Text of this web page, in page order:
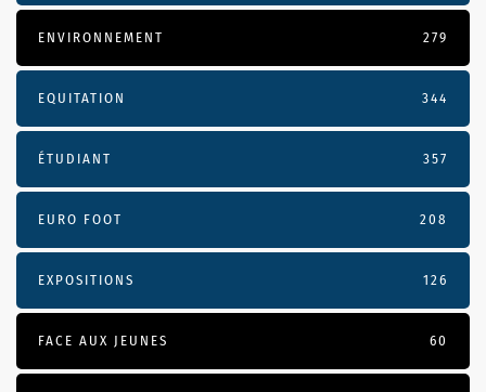
ENVIRONNEMENT 279
EQUITATION 344
ÉTUDIANT 357
EURO FOOT 208
EXPOSITIONS 126
FACE AUX JEUNES 60